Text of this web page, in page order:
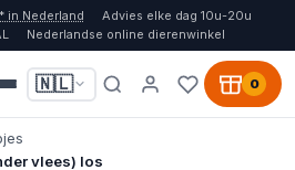
in Nederland
Advies elke dag 10u-20u
Nederlandse online dierenwinkel
🇳🇱 0
vlees) los